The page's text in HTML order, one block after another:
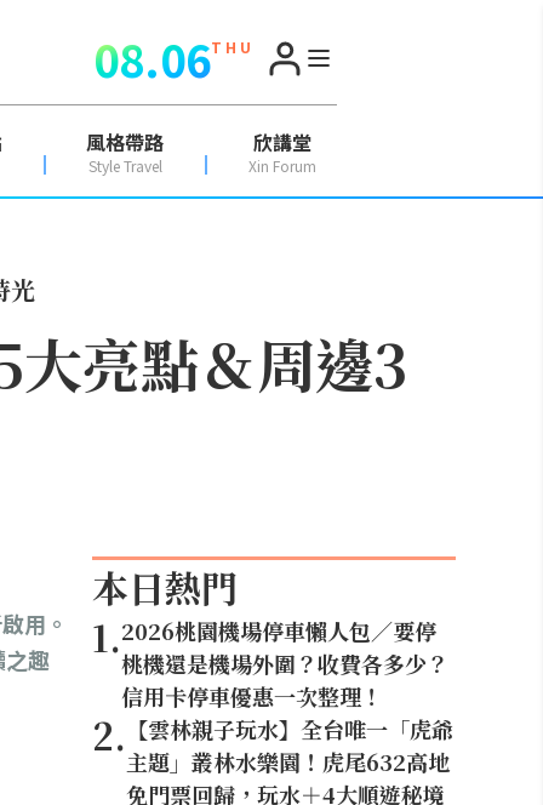
08.06T H U
風格帶路
Style Travel
欣講堂
Xin Forum
光
亮點＆周邊3
用。
趣
本日熱門
1.2026桃園機場停車懶人包／要停
桃機還是機場外圍？收費各多少？
信用卡停車優惠一次整理！
2. 【雲林親子玩水】全台唯一「虎爺
主題」叢林水樂園！虎尾632高地
免門票回歸，玩水＋4大順遊秘境